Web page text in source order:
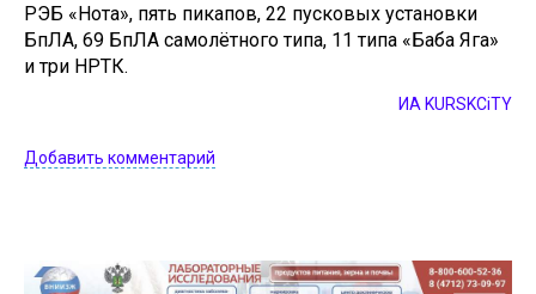
РЭБ «Нота», пять пикапов, 22 пусковых установки
БпЛА, 69 БпЛА самолётного типа, 11 типа «Баба Яга»
и три НРТК.
ИА KURSKCiTY
Добавить комментарий